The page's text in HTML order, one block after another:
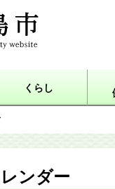
くらし
ンダー